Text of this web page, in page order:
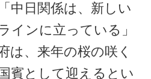
中日関係は、新しい
インに立っている」
は、来年の桜の咲く
賓として迎えるとい